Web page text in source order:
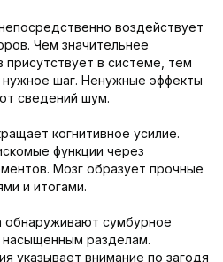
воздействует
Чем значительнее
в системе, тем
шаг. Ненужные эффекты
сведений шум.
когнитивное усилие.
функции через
Мозг образует прочные
и итогами.
обнаруживают сумбурное
разделам.
указывает внимание по загодя